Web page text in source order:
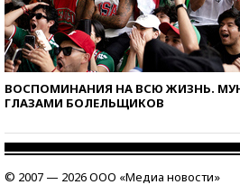
ВОСПОМИНАНИЯ НА ВСЮ ЖИЗНЬ.
ГЛАЗАМИ БОЛЕЛЬЩИКОВ
© 2007 — 2026 ООО «Медиа новости»